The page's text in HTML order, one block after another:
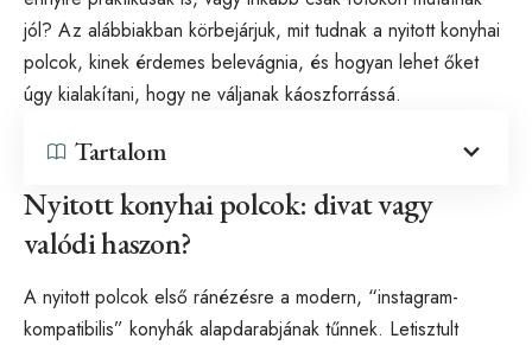
jól? Az alábbiakban körbejárjuk, mit tudnak a nyitott konyhai
polcok, kinek érdemes belevágnia, és hogyan lehet őket
úgy kialakítani, hogy ne váljanak káoszforrássá.
Tartalom
Nyitott konyhai polcok: divat vagy
valódi haszon?
A nyitott polcok első ránézésre a modern, “instagram-
kompatibilis” konyhák alapdarabjának tűnnek. Letisztult